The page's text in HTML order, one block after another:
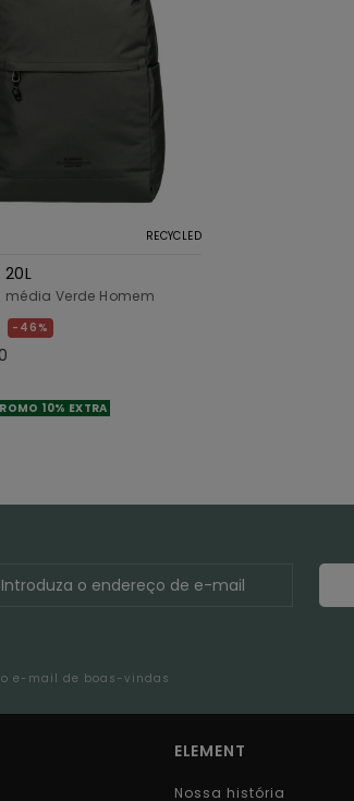
RECYCLED
média Verde Homem
46%
10% EXTRA
e-mail de boas-vindas
ELEMENT
Nossa história